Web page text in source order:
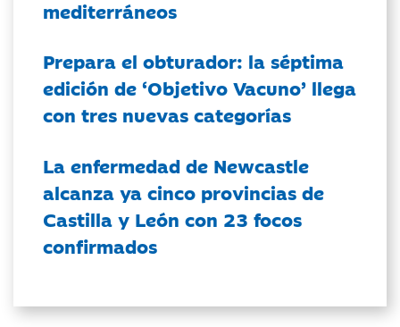
mediterráneos
Prepara el obturador: la séptima
edición de ‘Objetivo Vacuno’ llega
con tres nuevas categorías
La enfermedad de Newcastle
alcanza ya cinco provincias de
Castilla y León con 23 focos
confirmados